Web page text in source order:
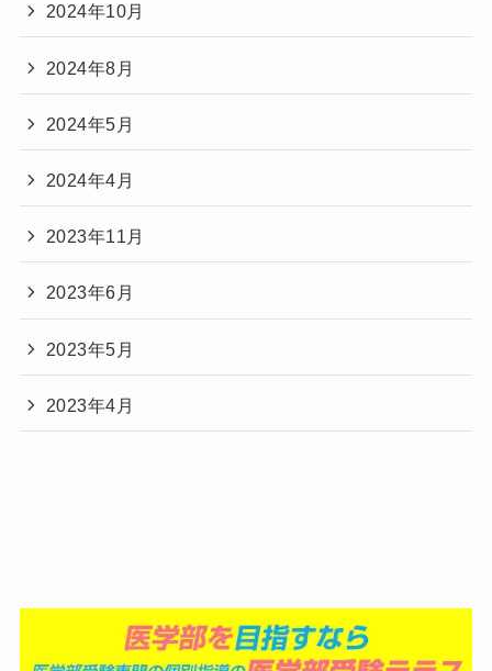
2024年10月
2024年8月
2024年5月
2024年4月
2023年11月
2023年6月
2023年5月
2023年4月